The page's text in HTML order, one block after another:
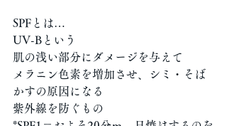
SPFとは…
UV-Bという
肌の浅い部分にダメージを与えて
メラニン色素を増加させ、シミ・そば
かすの原因になる
紫外線を防ぐもの